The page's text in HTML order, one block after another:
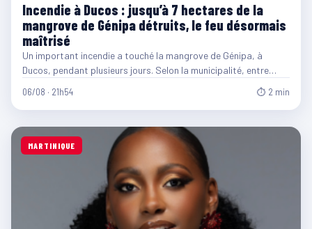
Incendie à Ducos : jusqu’à 7 hectares de la
mangrove de Génipa détruits, le feu désormais
maîtrisé
Un important incendie a touché la mangrove de Génipa, à
Ducos, pendant plusieurs jours. Selon la municipalité, entre…
06/08 · 21h54 ⏱ 2 min
MARTINIQUE